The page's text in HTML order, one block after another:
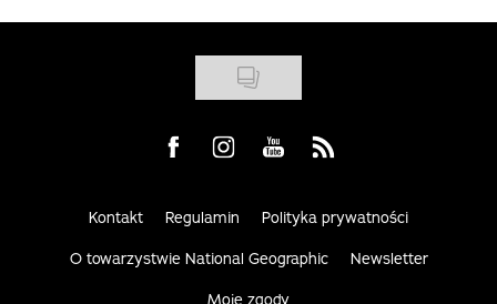
Visit us on Facebook
Visit us on Instagram
Visit us on Youtube
Visit us on Rss
Kontakt Regulamin Polityka prywatności
O towarzystwie National Geographic Newsletter
Moje zgody